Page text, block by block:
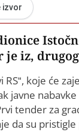
izvor
iz,
RS“, koje će
javne
tender za
da su